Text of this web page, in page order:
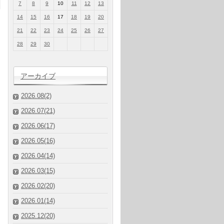
7 8 9 10 11 12 13
14 15 16 17 18 19 20
21 22 23 24 25 26 27
28 29 30
アーカイブ
2026.08(2)
2026.07(21)
2026.06(17)
2026.05(16)
2026.04(14)
2026.03(15)
2026.02(20)
2026.01(14)
2025.12(20)